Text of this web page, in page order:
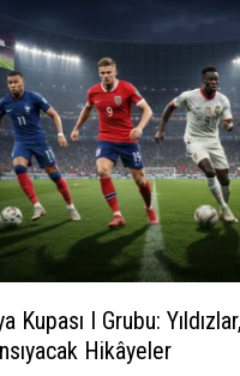
Kupası I Grubu:
Hikâyeler